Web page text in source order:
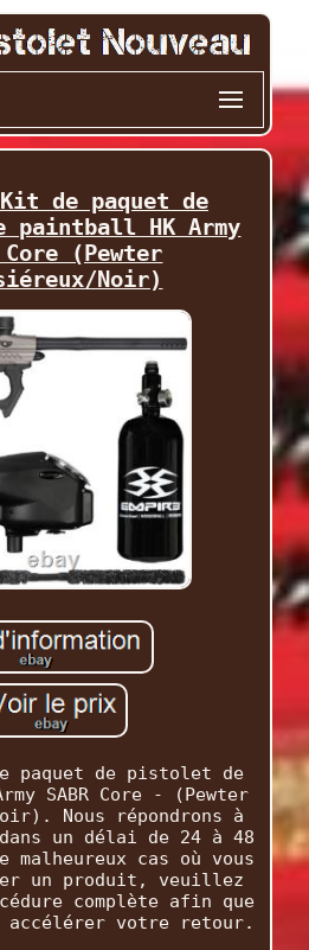
Kit de paquet de
HK Army
Core (Pewter
Noir)
de paquet de pistolet de
SABR Core - (Pewter
Nous répondrons à
dans un délai de 24 à 48
malheureux cas où vous
un produit, veuillez
complète afin que
accélérer votre retour.